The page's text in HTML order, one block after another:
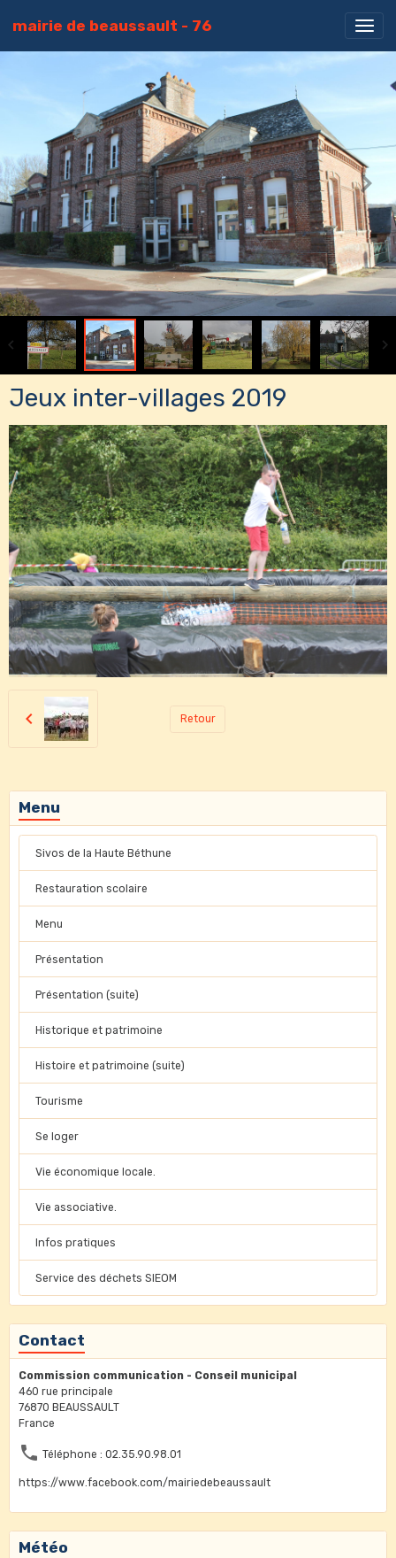
mairie de beaussault - 76
Jeux inter-villages 2019
Retour
Menu
Sivos de la Haute Béthune
Restauration scolaire
Menu
Présentation
Présentation (suite)
Historique et patrimoine
Histoire et patrimoine (suite)
Tourisme
Se loger
Vie économique locale.
Vie associative.
Infos pratiques
Service des déchets SIEOM
Contact
Commission communication - Conseil municipal
460 rue principale
76870 BEAUSSAULT
France
Téléphone : 02.35.90.98.01
https://www.facebook.com/mairiedebeaussault
Météo